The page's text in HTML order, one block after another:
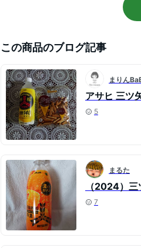
この商品のブログ記事
まりん
アサヒ 三ツ
5
まるた
（2024）
7